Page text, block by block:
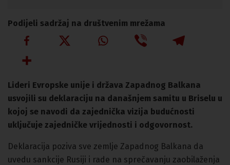
Podijeli sadržaj na društvenim mrežama
Lideri Evropske unije i država Zapadnog Balkana
usvojili su deklaraciju na današnjem samitu u Briselu u
kojoj se navodi da zajednička vizija budućnosti
uključuje zajedničke vrijednosti i odgovornost.
Deklaracija poziva sve zemlje Zapadnog Balkana da
uvedu sankcije Rusiji i rade na sprečavanju zaobilaženja